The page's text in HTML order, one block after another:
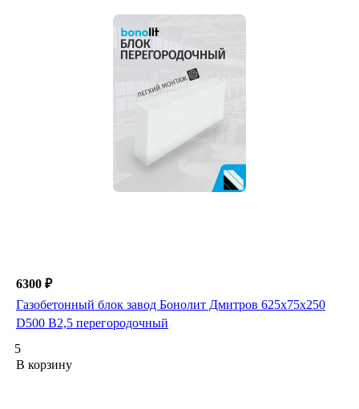
6300 ₽
Газобетонный блок завод Бонолит Дмитров 625х75х250
D500 В2,5 перегородочный
5
В корзину